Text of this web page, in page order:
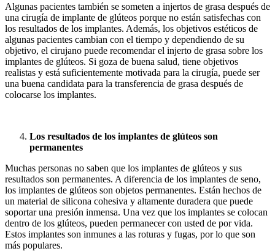
Algunas pacientes también se someten a injertos de grasa después de
una cirugía de implante de glúteos porque no están satisfechas con
los resultados de los implantes. Además, los objetivos estéticos de
algunas pacientes cambian con el tiempo y dependiendo de su
objetivo, el cirujano puede recomendar el injerto de grasa sobre los
implantes de glúteos. Si goza de buena salud, tiene objetivos
realistas y está suficientemente motivada para la cirugía, puede ser
una buena candidata para la transferencia de grasa después de
colocarse los implantes.
Los resultados de los implantes de glúteos son
permanentes
Muchas personas no saben que los implantes de glúteos y sus
resultados son permanentes. A diferencia de los implantes de seno,
los implantes de glúteos son objetos permanentes. Están hechos de
un material de silicona cohesiva y altamente duradera que puede
soportar una presión inmensa. Una vez que los implantes se colocan
dentro de los glúteos, pueden permanecer con usted de por vida.
Estos implantes son inmunes a las roturas y fugas, por lo que son
más populares.